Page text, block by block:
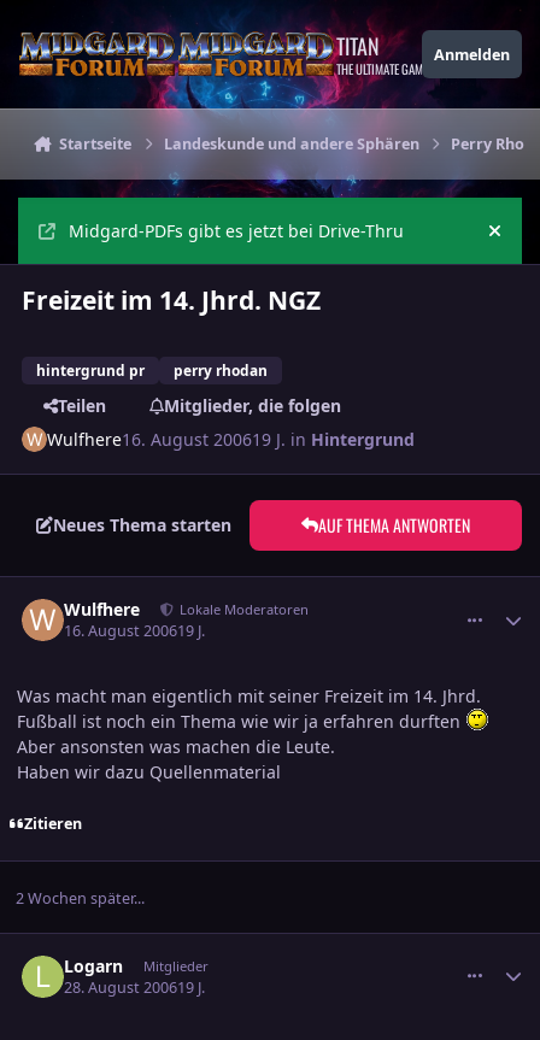
TITAN
THE ULTIMATE GAMING THEME
Anmelden
Startseite Landeskunde und andere Sphären Perry
Midgard-PDFs gibt es jetzt bei Drive-Thru
Freizeit im 14. Jhrd. NGZ
hintergrund pr perry rhodan
Teilen
Mitglieder, die folgen
Wulfhere16. August 200619 J. in Hintergrund
Neues Thema starten AUF THEMA ANTWORTEN
Wulfhere Lokale Moderatoren
16. August 200619 J.
Was macht man eigentlich mit seiner Freizeit im 14. Jhrd.
Fußball ist noch ein Thema wie wir ja erfahren durften
Aber ansonsten was machen die Leute.
Haben wir dazu Quellenmaterial
Zitieren
2 Wochen später...
Logarn Mitglieder
28. August 200619 J.